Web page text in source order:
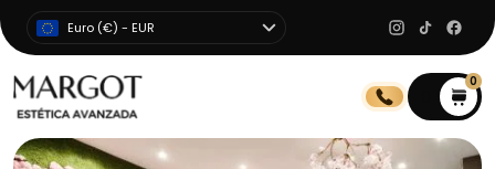
Euro (€) - EUR
0